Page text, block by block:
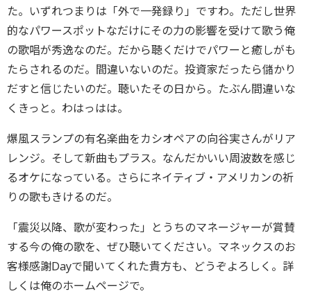
た。いずれつまりは「外で一発録り」ですわ。ただし世界
的なパワースポットなだけにその力の影響を受けて歌う俺
の歌唱が秀逸なのだ。だから聴くだけでパワーと癒しがも
たらされるのだ。間違いないのだ。投資家だったら儲かり
だすと信じたいのだ。聴いたその日から。たぶん間違いな
くきっと。わはっはは。
爆風スランプの有名楽曲をカシオペアの向谷実さんがリア
レンジ。そして新曲もプラス。なんだかいい周波数を感じ
るオケになっている。さらにネイティブ・アメリカンの祈
りの歌もきけるのだ。
「震災以降、歌が変わった」とうちのマネージャーが賞賛
する今の俺の歌を、ぜひ聴いてください。マネックスのお
客様感謝Dayで聞いてくれた貴方も、どうぞよろしく。詳
しくは俺のホームページで。